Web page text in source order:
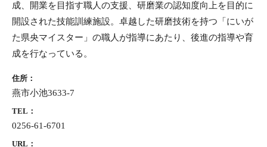
成、開業を目指す職人の支援、研磨業の認知度向上を目的に
開設された技能訓練施設。卓越した研磨技術を持つ「にいが
た県央マイスター」の職人が指導にあたり、後進の指導や育
成を行なっている。
住所：
燕市小池3633-7
TEL：
0256-61-6701
URL：